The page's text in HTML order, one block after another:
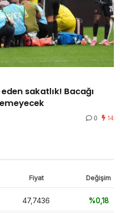
sakatlık! Bacağı
0 14
Fiyat Değişim
47,7436 %0,18